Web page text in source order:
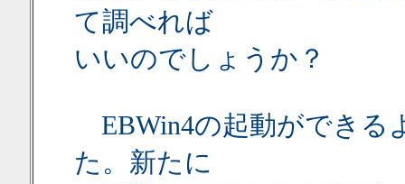
て調べれば
いいのでしょうか？
EBWin4の起動ができる
た。新たに